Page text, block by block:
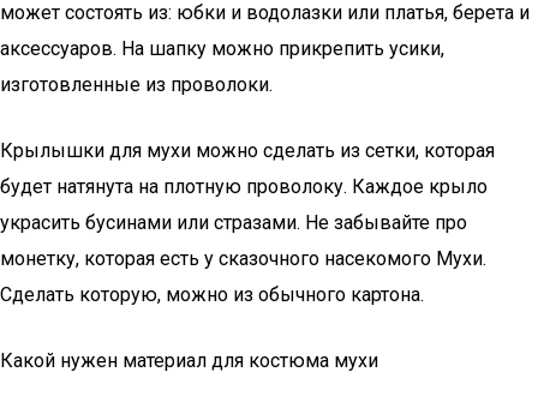
может состоять из: юбки и водолазки или платья, берета и
аксессуаров. На шапку можно прикрепить усики,
изготовленные из проволоки.
Крылышки для мухи можно сделать из сетки, которая
будет натянута на плотную проволоку. Каждое крыло
украсить бусинами или стразами. Не забывайте про
монетку, которая есть у сказочного насекомого Мухи.
Сделать которую, можно из обычного картона.
Какой нужен материал для костюма мухи